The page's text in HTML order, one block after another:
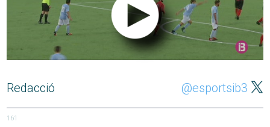
Redacció @esportsib3
161